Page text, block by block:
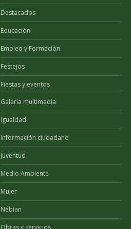
Destacados
Educación
Empleo y Formación
Festejos
Fiestas y eventos
Galería multimedia
Igualdad
Información ciudadano
Juventud
Medio Ambiente
Mujer
Nébian